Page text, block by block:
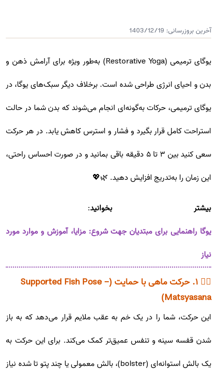
آخرین بروزرسانی: 1403/12/19
یوگای ترمیمی (Restorative Yoga) به‌طور ویژه برای آرامش ذهن و
بدن و احیای انرژی طراحی شده است. برخلاف دیگر سبک‌های یوگا، در
یوگای ترمیمی، حرکات به‌گونه‌ای انجام می‌شوند که بدن شما در حالت
استراحت کامل قرار بگیرد و فشار و استرس کاهش یابد. در هر حرکت
سعی کنید بین ۳ تا ۵ دقیقه باقی بمانید و در صورت احساس راحتی،
این زمان را به‌تدریج افزایش دهید. 🌿💖
بیشتر بخوانید:
یوگا راهنمایی برای مبتدیان جهت شروع: مزایا، آموزش و موارد مورد
نیاز
🧘‍♂️ ۱. حرکت ماهی با حمایت (Supported Fish Pose -
Matsyasana)
این حرکت، شما را در یک خم به عقب ملایم قرار می‌دهد که به باز
شدن قفسه سینه و تنفس عمیق‌تر کمک می‌کند. برای این حرکت به
یک بالش استوانه‌ای (bolster)، بالش معمولی یا چند پتو تا شده نیاز